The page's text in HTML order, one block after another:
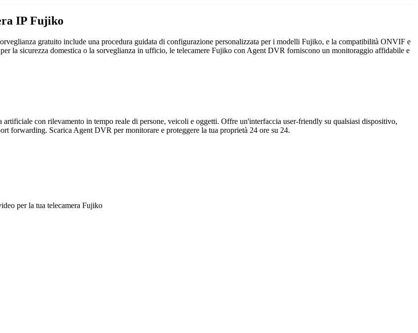
IP Fujiko
gratuito include una procedura guidata di configurazione personalizzata per i modelli Fujiko, e la compatibilità ONVIF e
la sicurezza domestica o la sorveglianza in ufficio, le telecamere Fujiko con Agent DVR forniscono un monitoraggio affidabile e
con rilevamento in tempo reale di persone, veicoli e oggetti. Offre un'interfaccia user-friendly su qualsiasi dispositivo,
forwarding. Scarica Agent DVR per monitorare e proteggere la tua proprietà 24 ore su 24.
per la tua telecamera Fujiko